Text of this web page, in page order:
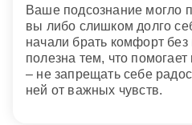
Ваше подсознание могло
вы либо слишком долго
начали брать комфорт
полезна тем, что
– не запрещать себе
ней от важных чувств.